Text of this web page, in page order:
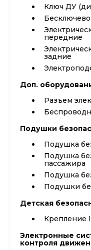
Ключ ДУ
передние
задние
Доп.
Разъем
Подушки
Подушка
Подушка
пассажира
Подушка
Подушки
Детская
Крепление
Электронные
контроля